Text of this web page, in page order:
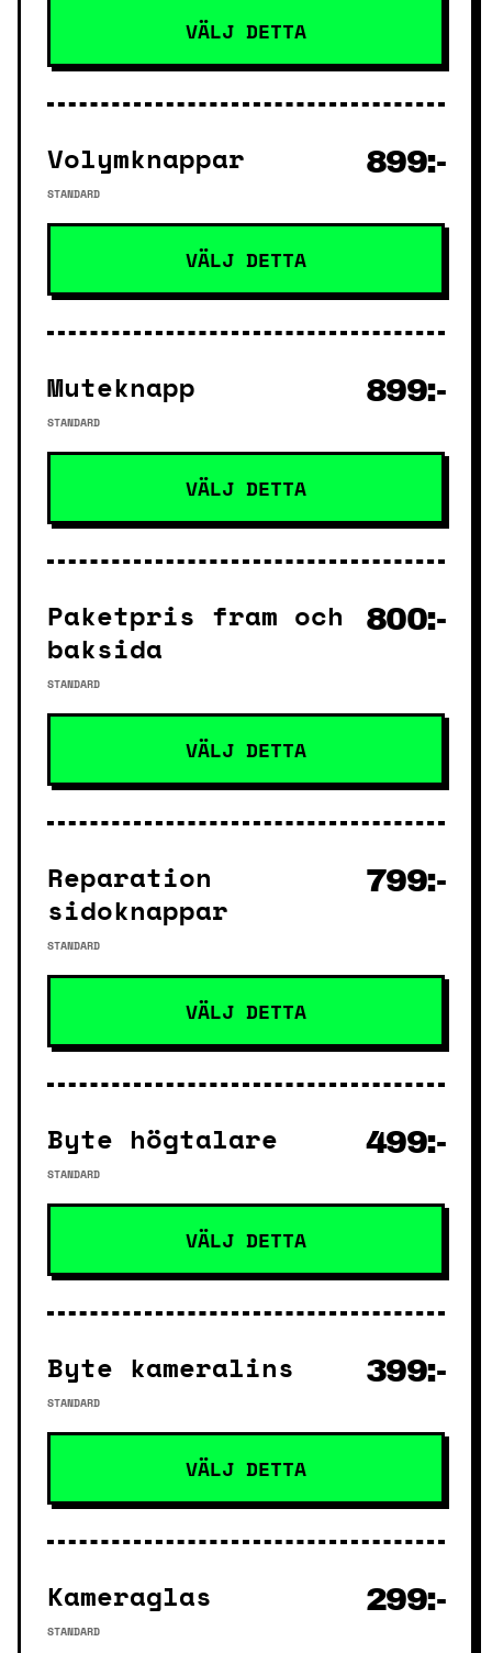
VÄLJ DETTA
Volymknappar
STANDARD
899:-
VÄLJ DETTA
Muteknapp
STANDARD
899:-
VÄLJ DETTA
Paketpris fram och
baksida
STANDARD
800:-
VÄLJ DETTA
Reparation
sidoknappar
STANDARD
799:-
VÄLJ DETTA
Byte högtalare
STANDARD
499:-
VÄLJ DETTA
Byte kameralins
STANDARD
399:-
VÄLJ DETTA
Kameraglas
STANDARD
299:-